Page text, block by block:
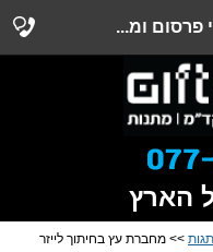
הארץ
>> מחברת עץ בחיתוך לייזר